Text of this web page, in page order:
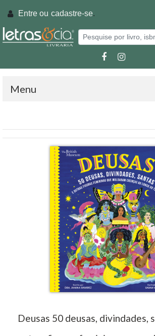
Entre ou cadastre-se.
Menu
Deusas 50 deusas, divindades,